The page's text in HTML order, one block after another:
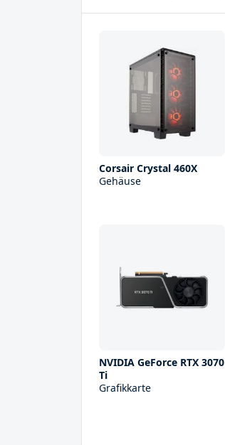
Corsair Crystal 460X
Gehäuse
NVIDIA GeForce RTX 3070
Ti
Grafikkarte